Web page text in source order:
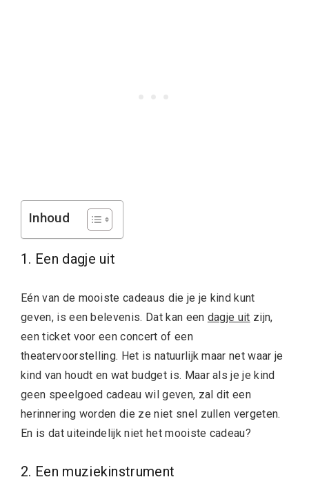
Inhoud
1. Een dagje uit
Eén van de mooiste cadeaus die je je kind kunt
geven, is een belevenis. Dat kan een dagje uit zijn,
een ticket voor een concert of een
theatervoorstelling. Het is natuurlijk maar net waar je
kind van houdt en wat budget is. Maar als je je kind
geen speelgoed cadeau wil geven, zal dit een
herinnering worden die ze niet snel zullen vergeten.
En is dat uiteindelijk niet het mooiste cadeau?
2. Een muziekinstrument